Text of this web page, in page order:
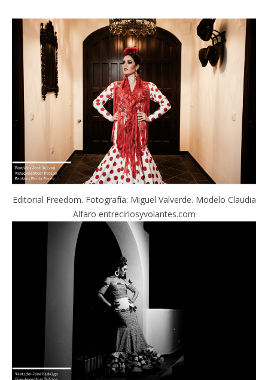
Editorial Freedom. Fotografía: Miguel Valverde. Modelo Claudia
Alfaro entreciriosyvolantes.com